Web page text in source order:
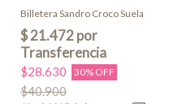
Billetera Sandro Croco Suela
$28.630 30% OFF
$40.900